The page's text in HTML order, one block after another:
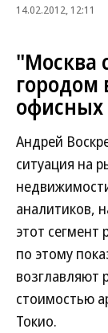
14.02.2012, 12:11
"Москва
городом
Андрей
ситуация на
аналитиков,
этот сегмент
по этому
возглавляют
стоимостью
Токио.